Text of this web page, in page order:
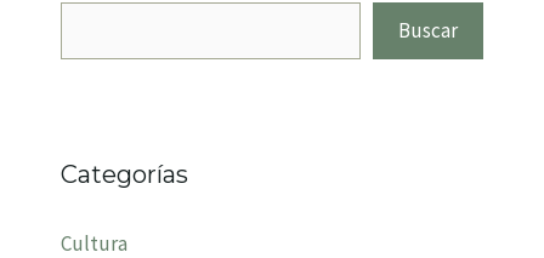
Buscar
Categorías
Cultura